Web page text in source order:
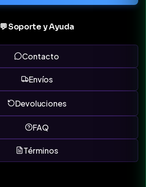
💬 Soporte y Ayuda
Contacto
Envíos
Devoluciones
FAQ
Términos